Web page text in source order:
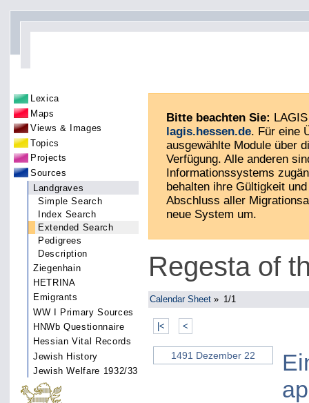
Lexica
Maps
Views & Images
Topics
Projects
Sources
Landgraves
Simple Search
Index Search
Extended Search
Pedigrees
Description
Ziegenhain
HETRINA
Emigrants
WW I Primary Sources
HNWb Questionnaire
Hessian Vital Records
Jewish History
Jewish Welfare 1932/33
Bitte beachten Sie:
lagis.hessen.de. Für eine
ausgewählte Module über
Verfügung. Alle anderen
Informationssystems
behalten ihre Gültigkeit
Abschluss aller
neue System um.
Regesta of
Calendar Sheet » 1/1
|< <
1491 Dezember 22